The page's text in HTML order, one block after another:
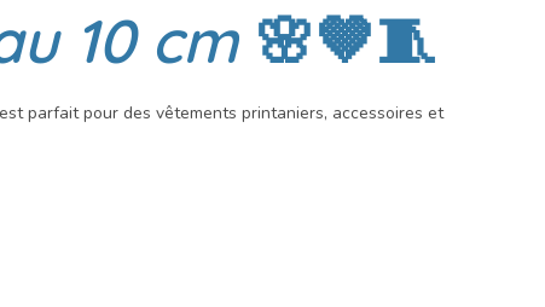
10 cm🌸🤎🧵
parfait pour des vêtements printaniers, accessoires et